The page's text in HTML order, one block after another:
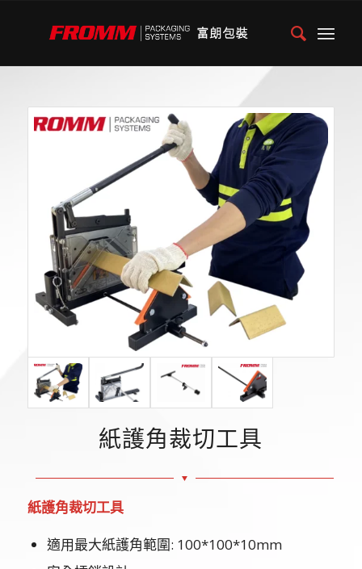
紙護角裁切工具
紙護角裁切工具
適用最大紙護角範圍: 100*100*10mm